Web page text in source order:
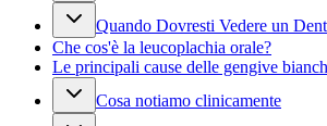
Quando Dovresti Vedere un
Che cos'è la leucoplachia orale?
Le principali cause delle gengive
Cosa notiamo clinicamente